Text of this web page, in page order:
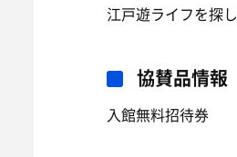
江戸遊ライフを探
協賛品情報
入館無料招待券